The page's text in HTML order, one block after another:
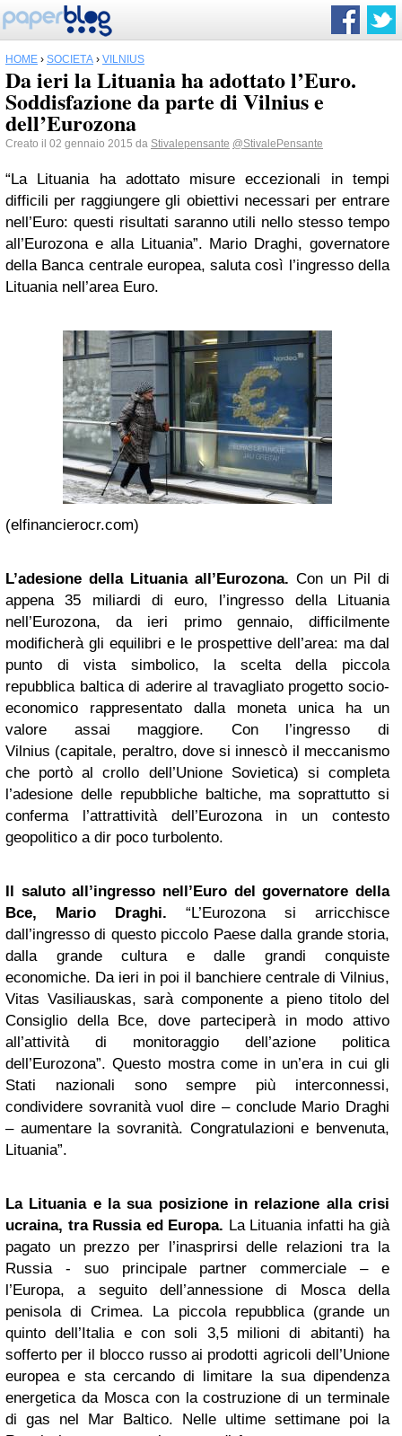
HOME › SOCIETÀ › VILNIUS
Da ieri la Lituania ha adottato l’Euro.
Soddisfazione da parte di Vilnius e
dell’Eurozona
Creato il 02 gennaio 2015 da Stivalepensante @StivalePensante
“La Lituania ha adottato misure eccezionali in tempi
difficili per raggiungere gli obiettivi necessari per entrare
nell’Euro: questi risultati saranno utili nello stesso tempo
all’Eurozona e alla Lituania”. Mario Draghi, governatore
della Banca centrale europea, saluta così l’ingresso della
Lituania nell’area Euro.
(elfinancierocr.com)
L’adesione della Lituania all’Eurozona. Con un Pil di
appena 35 miliardi di euro, l’ingresso della Lituania
nell’Eurozona, da ieri primo gennaio, difficilmente
modificherà gli equilibri e le prospettive dell’area: ma dal
punto di vista simbolico, la scelta della piccola
repubblica baltica di aderire al travagliato progetto socio-
economico rappresentato dalla moneta unica ha un
valore assai maggiore. Con l’ingresso di
Vilnius (capitale, peraltro, dove si innescò il meccanismo
che portò al crollo dell’Unione Sovietica) si completa
l’adesione delle repubbliche baltiche, ma soprattutto si
conferma l’attrattività dell’Eurozona in un contesto
geopolitico a dir poco turbolento.
Il saluto all’ingresso nell’Euro del governatore della
Bce, Mario Draghi. “L’Eurozona si arricchisce
dall’ingresso di questo piccolo Paese dalla grande storia,
dalla grande cultura e dalle grandi conquiste
economiche. Da ieri in poi il banchiere centrale di Vilnius,
Vitas Vasiliauskas, sarà componente a pieno titolo del
Consiglio della Bce, dove parteciperà in modo attivo
all’attività di monitoraggio dell’azione politica
dell’Eurozona”. Questo mostra come in un’era in cui gli
Stati nazionali sono sempre più interconnessi,
condividere sovranità vuol dire – conclude Mario Draghi
– aumentare la sovranità. Congratulazioni e benvenuta,
Lituania”.
La Lituania e la sua posizione in relazione alla crisi
ucraina, tra Russia ed Europa. La Lituania infatti ha già
pagato un prezzo per l’inasprirsi delle relazioni tra la
Russia - suo principale partner commerciale – e
l’Europa, a seguito dell’annessione di Mosca della
penisola di Crimea. La piccola repubblica (grande un
quinto dell’Italia e con soli 3,5 milioni di abitanti) ha
sofferto per il blocco russo ai prodotti agricoli dell’Unione
europea e sta cercando di limitare la sua dipendenza
energetica da Mosca con la costruzione di un terminale
di gas nel Mar Baltico. Nelle ultime settimane poi la